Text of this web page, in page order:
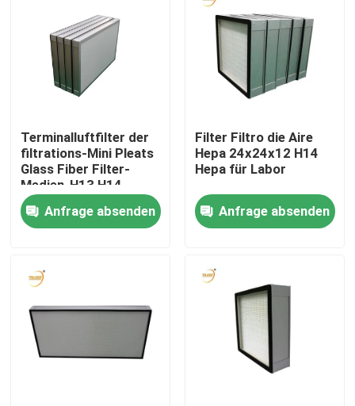
Haus
Produkte
Videos
Terminalluftfilter der
filtrations-Mini Pleats
Glass Fiber Filter-
Medien-H13 H14
Platten-HEPA für
laminare Strömungs-
Haube
Anfrage absenden
Filter Filtro die Aire
Hepa 24x24x12 H14
Hepa für Labor
Anfrage absenden